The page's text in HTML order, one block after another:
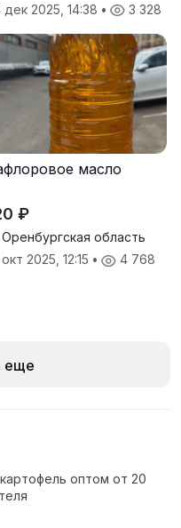
дек 2025, 14:38 • 3 328
масло
₽
Оренбургская область
2025, 12:15 • 4 768
еще
оптом от 20